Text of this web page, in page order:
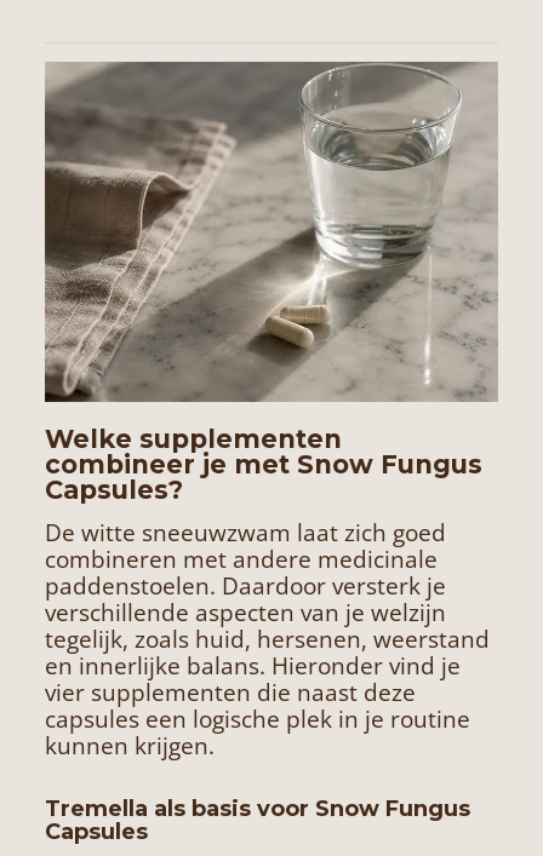
Welke supplementen
combineer je met Snow Fungus
Capsules?
De witte sneeuwzwam laat zich goed
combineren met andere medicinale
paddenstoelen. Daardoor versterk je
verschillende aspecten van je welzijn
tegelijk, zoals huid, hersenen, weerstand
en innerlijke balans. Hieronder vind je
vier supplementen die naast deze
capsules een logische plek in je routine
kunnen krijgen.
Tremella als basis voor Snow Fungus
Capsules